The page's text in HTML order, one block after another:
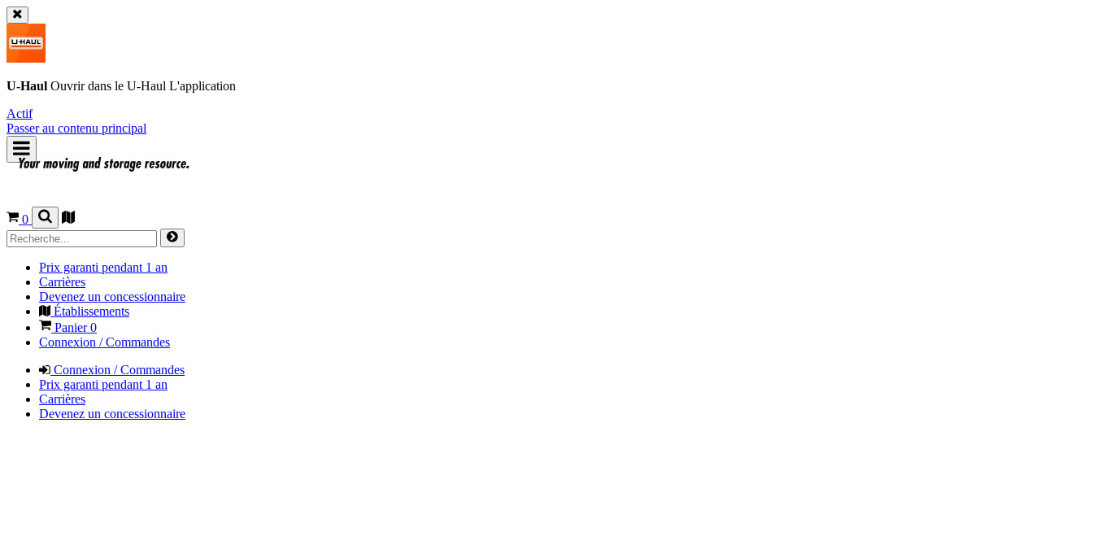
U-Haul Ouvrir dans le U-Haul L'application
Actif
Passer au contenu principal
0
Prix garanti pendant 1 an
Carrières
Devenez un concessionnaire
Établissements
Panier0
Connexion / Commandes
Connexion / Commandes
Prix garanti pendant 1 an
Carrières
Devenez un concessionnaire